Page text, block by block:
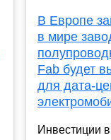
В Европе
в мире
Fab будет
для дата-
Инвестиции